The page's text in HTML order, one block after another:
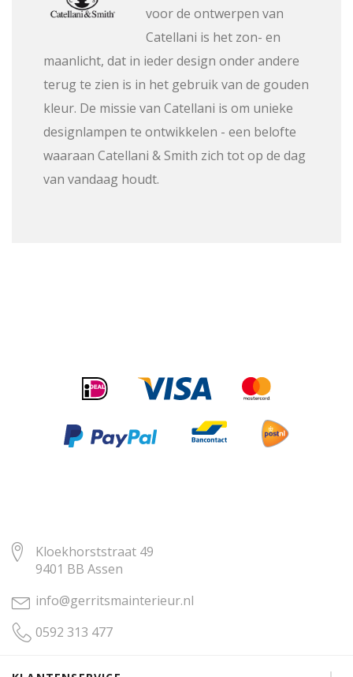
voor de ontwerpen van
Catellani is het zon- en
maanlicht, dat in ieder design onder andere
terug te zien is in het gebruik van de gouden
kleur. De missie van Catellani is om unieke
designlampen te ontwikkelen - een belofte
waaraan Catellani & Smith zich tot op de dag
van vandaag houdt.
Kloekhorststraat 49
9401 BB Assen
info@gerritsmainterieur.nl
0592 313 477